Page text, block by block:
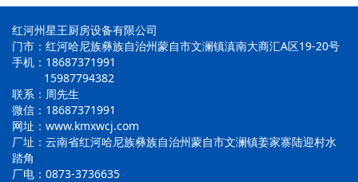
红河州星王厨房设备有限公司
门市：红河哈尼族彝族自治州蒙自市文澜镇滇南大商汇A区19-20号
手机：18687371991
15987794382
联系：周先生
微信：18687371991
网址：www.kmxwcj.com
厂址：云南省红河哈尼族彝族自治州蒙自市文澜镇姜家寨陆迎村水
踏角
厂电：0873-3736635